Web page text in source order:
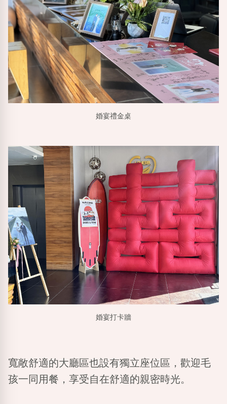
婚宴禮金桌
婚宴打卡牆
寬敞舒適的大廳區也設有獨立座位區，歡迎毛
孩一同用餐，享受自在舒適的親密時光。